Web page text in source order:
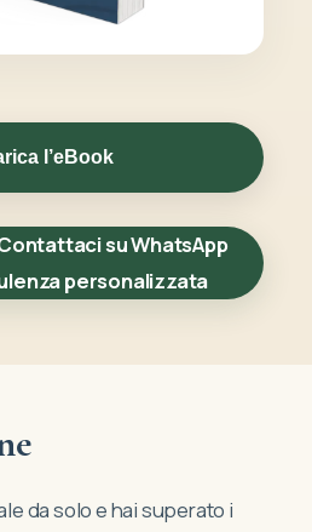
l’eBook
su WhatsApp
personalizzata
da solo e hai superato i